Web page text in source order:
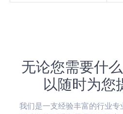
无论您需要什
以随时为您
我们是一支经验丰富的行业